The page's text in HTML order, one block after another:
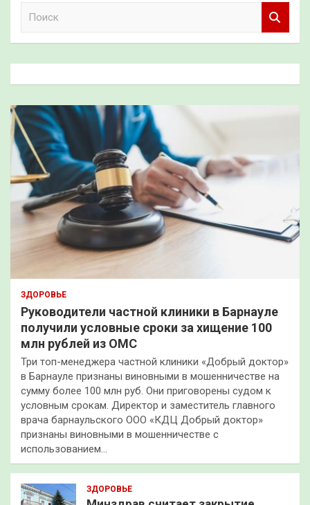
к
ЗДОРОВЬЕ
Руководители частной клиники в Барнауле
получили условные сроки за хищение 100
млн рублей из ОМС
Три топ-менеджера частной клиники «Добрый доктор»
в Барнауле признаны виновными в мошенничестве на
сумму более 100 млн руб. Они приговорены судом к
условным срокам. Директор и заместитель главного
врача барнаульского ООО «КДЦ Добрый доктор»
признаны виновными в мошенничестве с
использованием…
ЗДОРОВЬЕ